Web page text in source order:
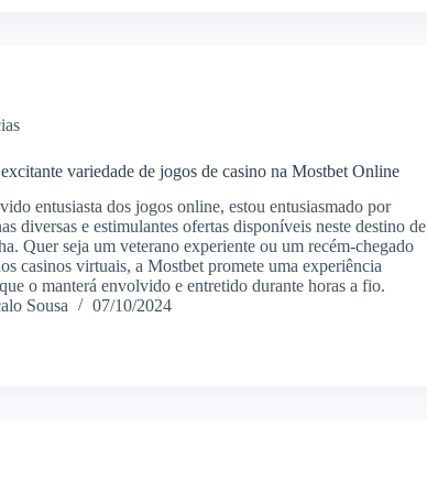
variedade de jogos de casino na Mostbet Online
entusiasta dos jogos online, estou entusiasmado por
diversas e estimulantes ofertas disponíveis neste destino de
Quer seja um veterano experiente ou um recém-chegado
casinos virtuais, a Mostbet promete uma experiência
o manterá envolvido e entretido durante horas a fio.
Sousa
07/10/2024